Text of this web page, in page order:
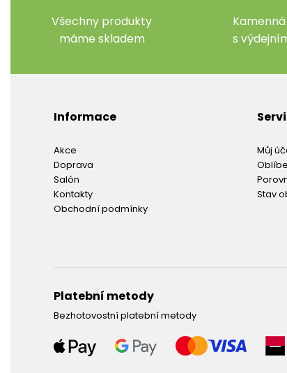
Všechny produkty
máme skladem
s
Informace
Akce
Doprava
Salón
Kontakty
Obchodní podmínky
Můj
Stav
Platební metody
Bezhotovostní platební metody